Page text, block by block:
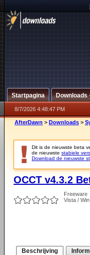
Startpagina Downloads
8/7/2026 4:48:47 PM
AfterDawn > Downloads >
Dit is de nieuwste beta
de nieuwste stabiele
Download de nieuwste
OCCT v4.3.2
Freeware
Vista /
Beschrijving